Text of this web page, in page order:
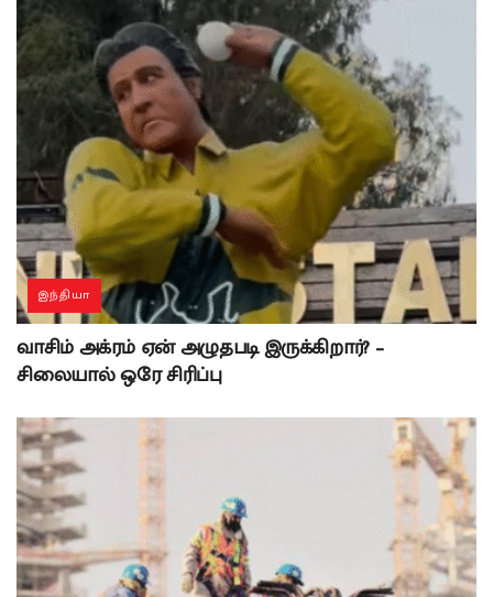
இந்தியா
வாசிம் அக்ரம் ஏன் அழுதபடி இருக்கிறார்? –
சிலையால் ஒரே சிரிப்பு